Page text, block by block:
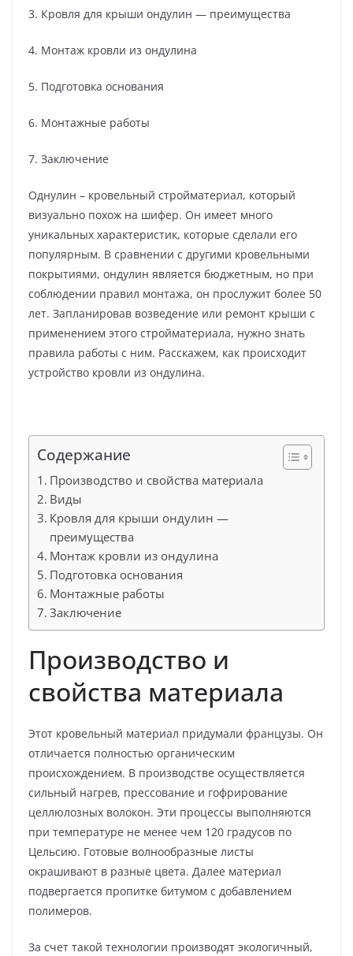
3. Кровля для крыши ондулин — преимущества
4. Монтаж кровли из ондулина
5. Подготовка основания
6. Монтажные работы
7. Заключение
Однулин – кровельный стройматериал, который
визуально похож на шифер. Он имеет много
уникальных характеристик, которые сделали его
популярным. В сравнении с другими кровельными
покрытиями, ондулин является бюджетным, но при
соблюдении правил монтажа, он прослужит более 50
лет. Запланировав возведение или ремонт крыши с
применением этого стройматериала, нужно знать
правила работы с ним. Расскажем, как происходит
устройство кровли из ондулина.
Содержание
Производство и свойства материала
Виды
Кровля для крыши ондулин —
преимущества
Монтаж кровли из ондулина
Подготовка основания
Монтажные работы
Заключение
Производство и
свойства материала
Этот кровельный материал придумали французы. Он
отличается полностью органическим
происхождением. В производстве осуществляется
сильный нагрев, прессование и гофрирование
целлюлозных волокон. Эти процессы выполняются
при температуре не менее чем 120 градусов по
Цельсию. Готовые волнообразные листы
окрашивают в разные цвета. Далее материал
подвергается пропитке битумом с добавлением
полимеров.
За счет такой технологии производят экологичный,